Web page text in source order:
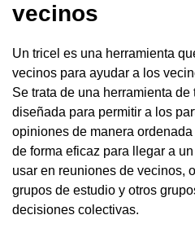
vecinos
Un tricel es una herramienta
vecinos para ayudar a los
Se trata de una herramienta
diseñada para permitir a los
opiniones de manera
de forma eficaz para llegar a
usar en reuniones de vecinos,
grupos de estudio y otros
decisiones colectivas.